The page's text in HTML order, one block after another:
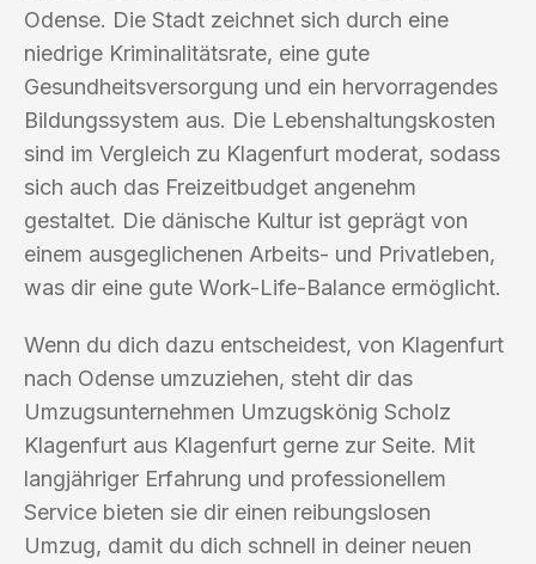
Odense. Die Stadt zeichnet sich durch eine
niedrige Kriminalitätsrate, eine gute
Gesundheitsversorgung und ein hervorragendes
Bildungssystem aus. Die Lebenshaltungskosten
sind im Vergleich zu Klagenfurt moderat, sodass
sich auch das Freizeitbudget angenehm
gestaltet. Die dänische Kultur ist geprägt von
einem ausgeglichenen Arbeits- und Privatleben,
was dir eine gute Work-Life-Balance ermöglicht.
Wenn du dich dazu entscheidest, von Klagenfurt
nach Odense umzuziehen, steht dir das
Umzugsunternehmen Umzugskönig Scholz
Klagenfurt aus Klagenfurt gerne zur Seite. Mit
langjähriger Erfahrung und professionellem
Service bieten sie dir einen reibungslosen
Umzug, damit du dich schnell in deiner neuen